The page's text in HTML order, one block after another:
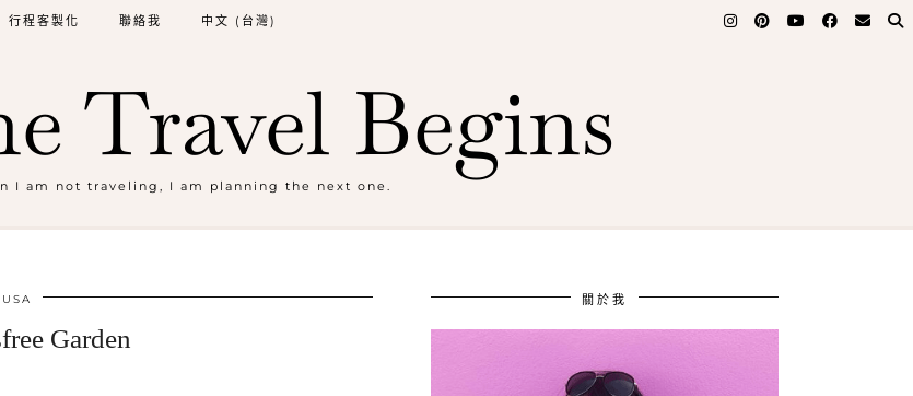
Travel Begins
I am not traveling, I am planning the next one.
行程客製化 聯絡我 中文 (台灣)
USA
Garden
關於我